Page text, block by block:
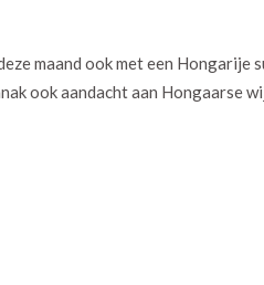
maand ook met een Hongarije
ook aandacht aan Hongaarse